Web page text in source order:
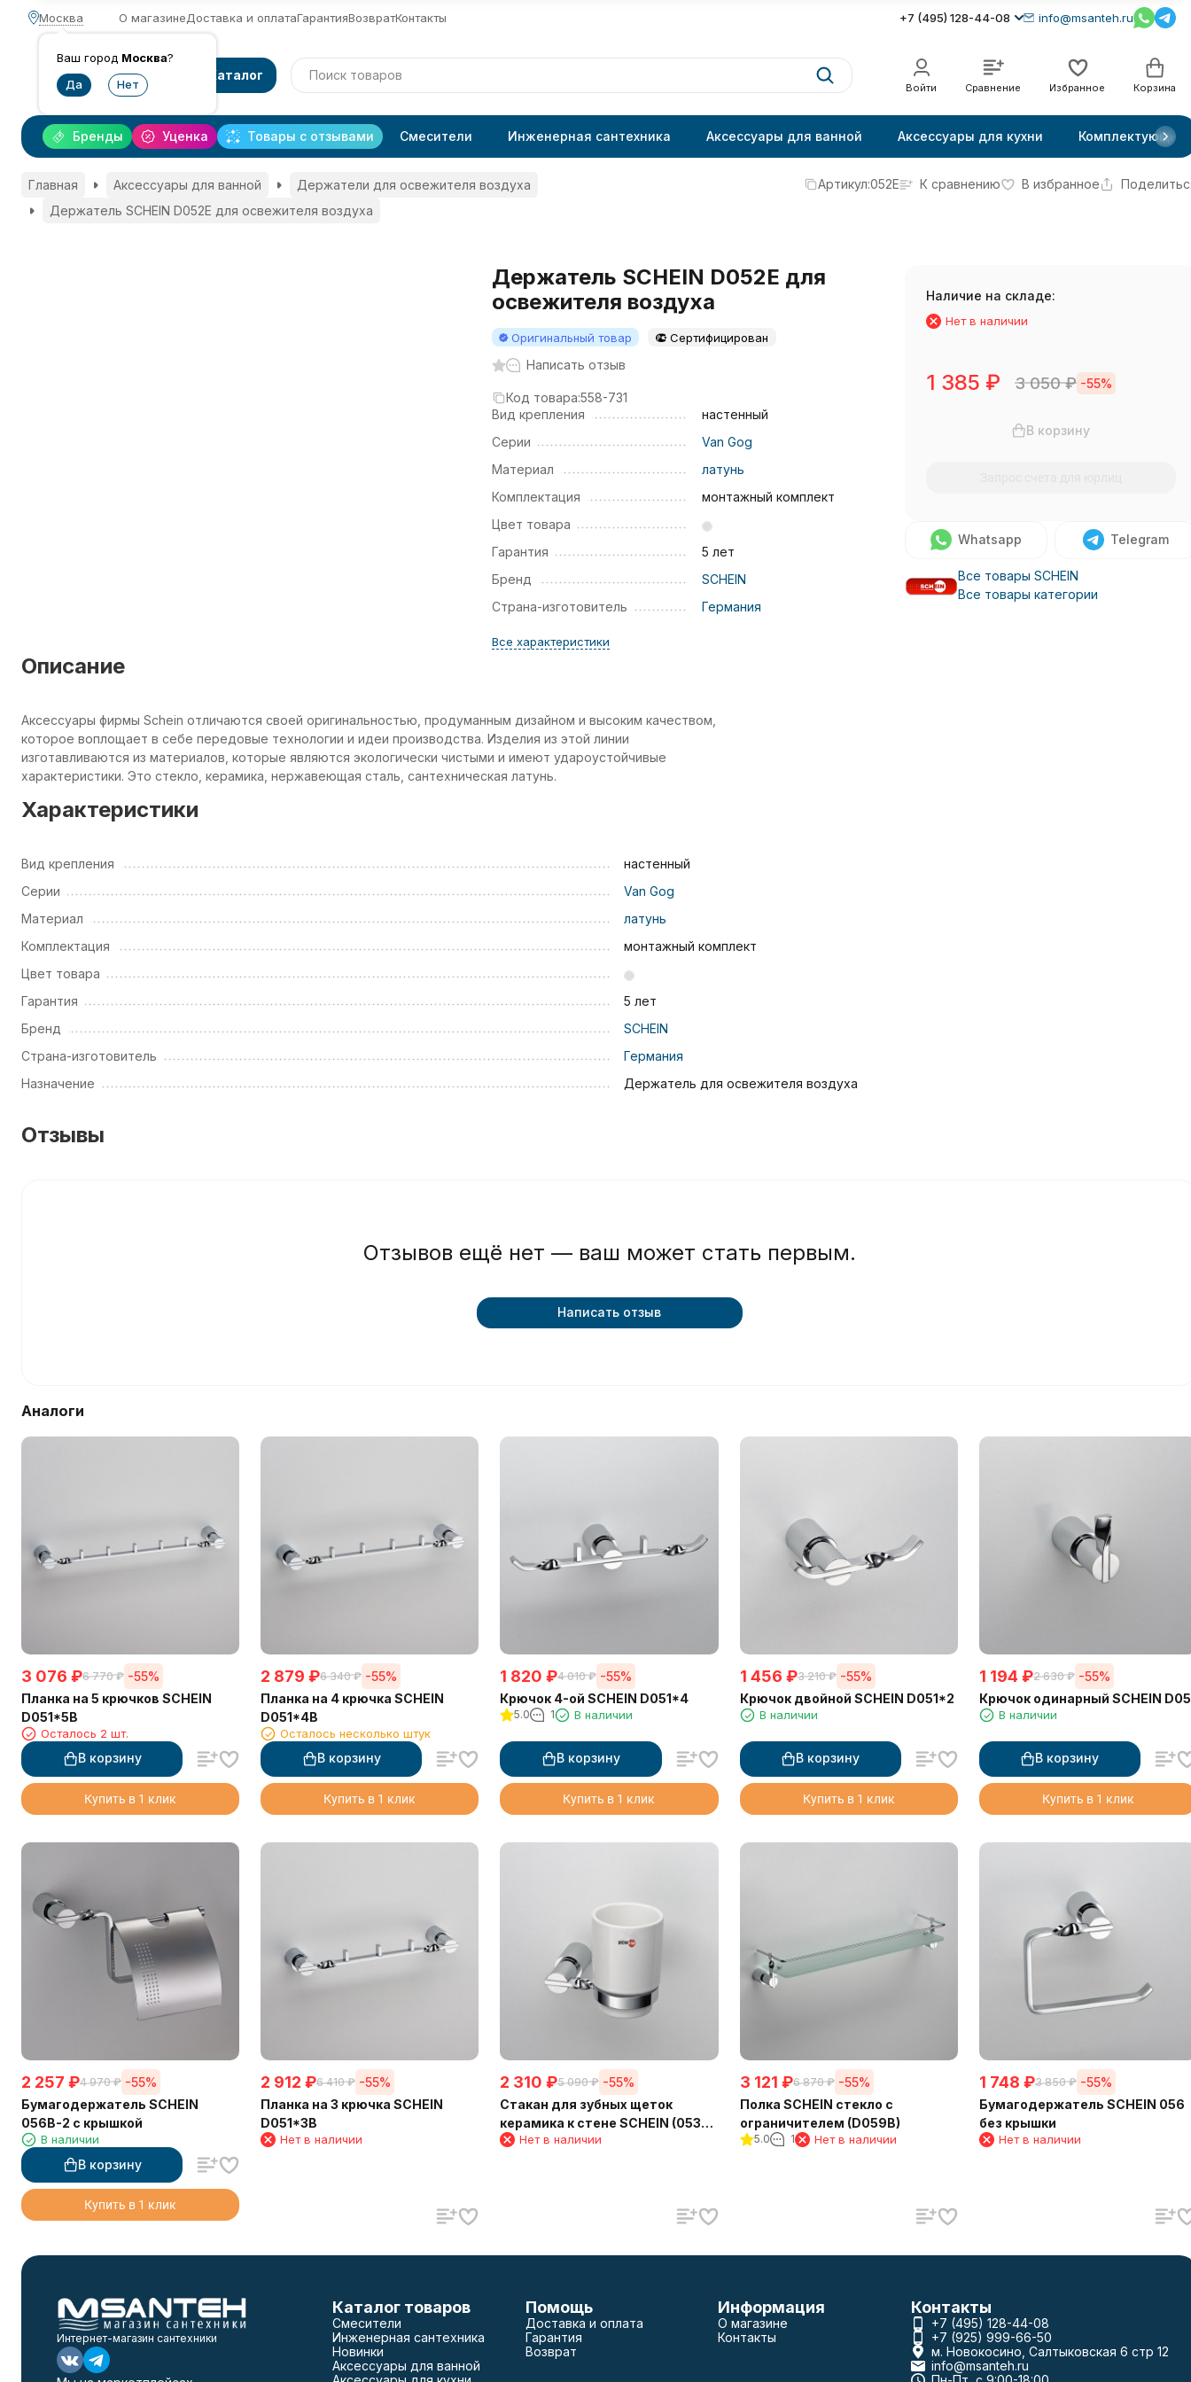
Москва
Ваш город Москва?
О магазинеДоставка и оплатаГарантияВозвратКонтакты +7 (495) 128-44-08 info@msanteh.ru
Каталог
Войти Сравнение Избранное Корзина
Уценка Товары с отзывами
Бренды Смесители Инженерная сантехника Аксессуары для ванной Аксессуары для кухни Комплектующие
Главная Аксессуары для ванной
Держатели для освежителя воздуха
Держатель SCHEIN D052E для освежителя воздуха
Артикул:052E К сравнению В избранное
Держатель SCHEIN D052E для
освежителя воздуха
Оригинальный товар Сертифицирован
Написать отзыв
Код товара:558-731
Вид крепления
настенный
Серии
Van Gog
Материал
латунь
Комплектация
монтажный комплект
Цвет товара
Гарантия
5 лет
Бренд
SCHEIN
Страна-изготовитель
Германия
Все характеристики
Наличие на складе:
Нет в наличии
1 385 ₽ 3 050₽ -55%
В корзину
Whatsapp Telegram
Все товары SCHEIN
Все товары категории
Описание
Аксессуары фирмы Schein отличаются своей оригинальностью, продуманным дизайном и высоким качеством,
которое воплощает в себе передовые технологии и идеи производства. Изделия из этой линии
изготавливаются из материалов, которые являются экологически чистыми и имеют удароустойчивые
характеристики. Это стекло, керамика, нержавеющая сталь, сантехническая латунь.
Характеристики
Вид крепления
настенный
Серии
Van Gog
Материал
латунь
Комплектация
монтажный комплект
Цвет товара
Гарантия
5 лет
Бренд
SCHEIN
Страна-изготовитель
Германия
Назначение
Держатель для освежителя воздуха
Отзывы
Отзывов ещё нет — ваш может стать первым.
Написать отзыв
Аналоги
3 076 ₽6 770 ₽ -55%
Планка на 5 крючков SCHEIN
D051*5B
Осталось 2 шт.
В корзину
Купить в 1 клик
2 879 ₽6 340 ₽ -55%
Планка на 4 крючка SCHEIN
D051*4B
Осталось несколько штук
В корзину
Купить в 1 клик
1 820 ₽4 010 ₽ -55%
Крючок 4-ой SCHEIN D051*4
5.0 1 В наличии
В корзину
Купить в 1 клик
1 456 ₽3 210 ₽ -55%
Крючок двойной SCHEIN D051*2
В наличии
В корзину
Купить в 1 клик
1 194 ₽2 630 ₽ -55%
Крючок одинарный SCHEIN
В наличии
В корзину
Купить в 1 клик
2 257 ₽4 970 ₽ -55%
Бумагодержатель SCHEIN
056B-2 с крышкой
В наличии
В корзину
Купить в 1 клик
2 912 ₽6 410 ₽ -55%
Планка на 3 крючка SCHEIN
D051*3B
Нет в наличии
2 310 ₽5 090 ₽ -55%
Стакан для зубных щеток
керамика к стене SCHEIN (053C-
R) Нет в наличии
3 121 ₽6 870 ₽ -55%
Полка SCHEIN стекло с
ограничителем (D059B)
5.0 1 Нет в наличии
1 748 ₽3 850 ₽ -55%
Бумагодержатель SCHEIN 056
без крышки
Нет в наличии
Интернет-магазин сантехники
Каталог товаров
Смесители
Инженерная сантехника
Новинки
Аксессуары для ванной
Помощь
Доставка и оплата
Гарантия
Возврат
Информация
О магазине
Контакты
Контакты
+7 (495) 128-44-08
+7 (925) 999-66-50
м. Новокосино, Салтыковская 6 стр 12
info@msanteh.ru